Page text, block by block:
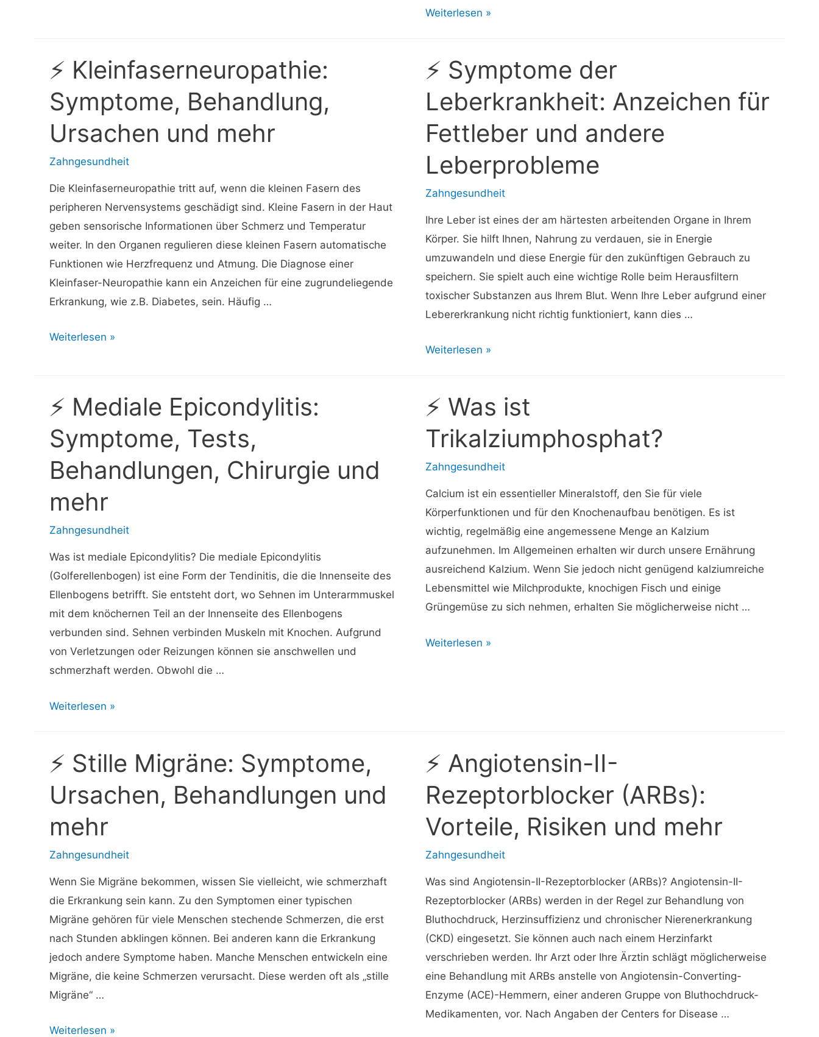
meinen
wähle
⚡
Symptome,
Ursachen
und
Diagnose
Weiterlesen »
⚡ Kleinfaserneuropathie:
Symptome, Behandlung,
Ursachen und mehr
Zahngesundheit
Die Kleinfaserneuropathie tritt auf, wenn die kleinen Fasern des
peripheren Nervensystems geschädigt sind. Kleine Fasern in der Haut
geben sensorische Informationen über Schmerz und Temperatur
weiter. In den Organen regulieren diese kleinen Fasern automatische
Funktionen wie Herzfrequenz und Atmung. Die Diagnose einer
Kleinfaser-Neuropathie kann ein Anzeichen für eine zugrundeliegende
Erkrankung, wie z.B. Diabetes, sein. Häufig …
⚡
Ursachen
und
mehr
Weiterlesen »
⚡ Symptome der
Leberkrankheit: Anzeichen für
Fettleber und andere
Leberprobleme
Zahngesundheit
Ihre Leber ist eines der am härtesten arbeitenden Organe in Ihrem
Körper. Sie hilft Ihnen, Nahrung zu verdauen, sie in Energie
umzuwandeln und diese Energie für den zukünftigen Gebrauch zu
speichern. Sie spielt auch eine wichtige Rolle beim Herausfiltern
toxischer Substanzen aus Ihrem Blut. Wenn Ihre Leber aufgrund einer
Lebererkrankung nicht richtig funktioniert, kann dies …
⚡
Leberkrankheit:
Fettleber
andere
Leberprobleme
Weiterlesen »
⚡ Mediale Epicondylitis:
Symptome, Tests,
Behandlungen, Chirurgie und
mehr
Zahngesundheit
Was ist mediale Epicondylitis? Die mediale Epicondylitis
(Golferellenbogen) ist eine Form der Tendinitis, die die Innenseite des
Ellenbogens betrifft. Sie entsteht dort, wo Sehnen im Unterarmmuskel
mit dem knöchernen Teil an der Innenseite des Ellenbogens
verbunden sind. Sehnen verbinden Muskeln mit Knochen. Aufgrund
von Verletzungen oder Reizungen können sie anschwellen und
schmerzhaft werden. Obwohl die …
⚡
Symptome,
Behandlungen,
Chirurgie
und
mehr
Weiterlesen »
⚡ Was ist
Trikalziumphosphat?
Zahngesundheit
Calcium ist ein essentieller Mineralstoff, den Sie für viele
Körperfunktionen und für den Knochenaufbau benötigen. Es ist
wichtig, regelmäßig eine angemessene Menge an Kalzium
aufzunehmen. Im Allgemeinen erhalten wir durch unsere Ernährung
ausreichend Kalzium. Wenn Sie jedoch nicht genügend kalziumreiche
Lebensmittel wie Milchprodukte, knochigen Fisch und einige
Grüngemüse zu sich nehmen, erhalten Sie möglicherweise nicht …
⚡
Weiterlesen »
⚡ Stille Migräne: Symptome,
Ursachen, Behandlungen und
mehr
Zahngesundheit
Wenn Sie Migräne bekommen, wissen Sie vielleicht, wie schmerzhaft
die Erkrankung sein kann. Zu den Symptomen einer typischen
Migräne gehören für viele Menschen stechende Schmerzen, die erst
nach Stunden abklingen können. Bei anderen kann die Erkrankung
jedoch andere Symptome haben. Manche Menschen entwickeln eine
Migräne, die keine Schmerzen verursacht. Diese werden oft als „stille
Migräne“ …
⚡
Weiterlesen »
⚡ Angiotensin-II-
Rezeptorblocker (ARBs):
Vorteile, Risiken und mehr
Zahngesundheit
Was sind Angiotensin-II-Rezeptorblocker (ARBs)? Angiotensin-II-
Rezeptorblocker (ARBs) werden in der Regel zur Behandlung von
Bluthochdruck, Herzinsuffizienz und chronischer Nierenerkrankung
(CKD) eingesetzt. Sie können auch nach einem Herzinfarkt
verschrieben werden. Ihr Arzt oder Ihre Ärztin schlägt möglicherweise
eine Behandlung mit ARBs anstelle von Angiotensin-Converting-
Enzyme (ACE)-Hemmern, einer anderen Gruppe von Bluthochdruck-
Medikamenten, vor. Nach Angaben der Centers for Disease …